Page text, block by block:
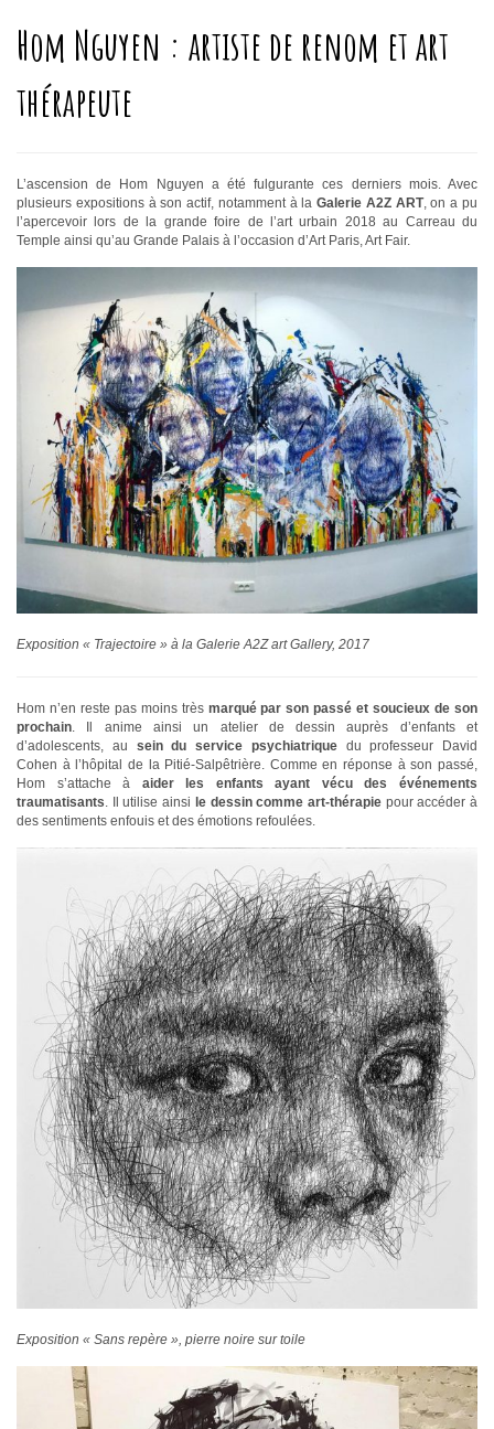
Hom Nguyen : artiste de renom et art
thérapeute
L’ascension de Hom Nguyen a été fulgurante ces derniers mois. Avec
plusieurs expositions à son actif, notamment à laGalerie A2Z ART, on a pu
l’apercevoir lors de la grande foire de l’art urbain 2018 au Carreau du
Temple ainsi qu’au Grande Palais à l’occasion d’Art Paris, Art Fair.
Exposition « Trajectoire » à la Galerie A2Z art Gallery, 2017
Hom n’en reste pas moins très marqué par son passé et soucieux de son
prochain . Il anime ainsi un atelier de dessin auprès d’enfants et
d’adolescents, au sein du service psychiatriquedu professeur David
Cohen à l’hôpital de la Pitié-Salpêtrière. Comme en réponse à son passé,
Hom s’attache à aider les enfants ayant vécu des événements
traumatisants . Il utilise ainsi le dessin comme art-thérapiepour accéder à
des sentiments enfouis et des émotions refoulées.
Exposition « Sans repère », pierre noire sur toile